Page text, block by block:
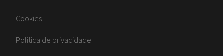
Cookies
Política de privacidade